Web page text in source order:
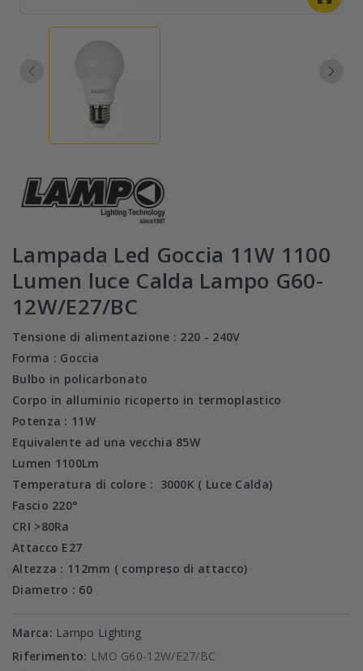
Lampada Led Goccia 11W 1100
Lumen luce Calda Lampo G60-
12W/E27/BC
Tensione di alimentazione : 220 - 240V
Forma : Goccia
Bulbo in policarbonato
Corpo in alluminio ricoperto in termoplastico
Potenza : 11W
Equivalente ad una vecchia 85W
Lumen 1100Lm
Temperatura di colore : 3000K ( Luce Calda)
Fascio 220°
CRI >80Ra
Attacco E27
Altezza : 112mm ( compreso di attacco)
Diametro : 60
Marca: Lampo Lighting
Riferimento: LMO G60-12W/E27/BC